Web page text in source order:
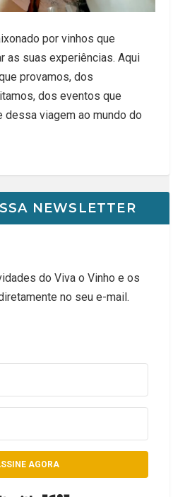
por vinhos que
as suas experiências. Aqui
provamos, dos
dos eventos que
dessa viagem ao mundo do
NEWSLETTER
do Viva o Vinho e os
no seu e-mail.
AGORA